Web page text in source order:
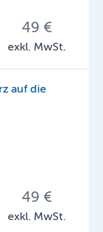
49 €
exkl. MwSt.
auf die
49 €
exkl. MwSt.